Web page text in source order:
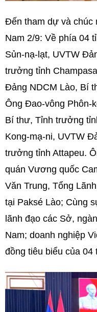
Đến tham dự và chúc
Nam 2/9: Về phía 04
Sủn-nạ-lạt, UVTW
trưởng tỉnh
Đảng NDCM Lào, Bí
Ông Đao-vông Phôn-
Bí thư, Tỉnh trưởng
Kong-mạ-ni, UVTW
trưởng tỉnh Attapeu.
quán Vương quốc
Văn Trung, Tổng
tại Paksé Lào; Cùng
lãnh đạo các Sở,
Nam; doanh nghiệp
đồng tiêu biểu của 04